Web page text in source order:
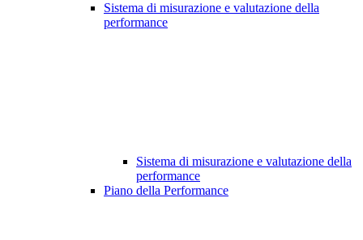
Sistema di misurazione e valutazione della
performance
Sistema di misurazione e valutazione della
performance
Piano della Performance